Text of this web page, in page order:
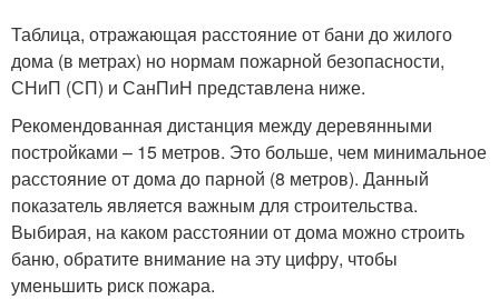
Таблица, отражающая расстояние от бани до жилого
дома (в метрах) но нормам пожарной безопасности,
СНиП (СП) и СанПиН представлена ниже.
Рекомендованная дистанция между деревянными
постройками – 15 метров. Это больше, чем минимальное
расстояние от дома до парной (8 метров). Данный
показатель является важным для строительства.
Выбирая, на каком расстоянии от дома можно строить
баню, обратите внимание на эту цифру, чтобы
уменьшить риск пожара.